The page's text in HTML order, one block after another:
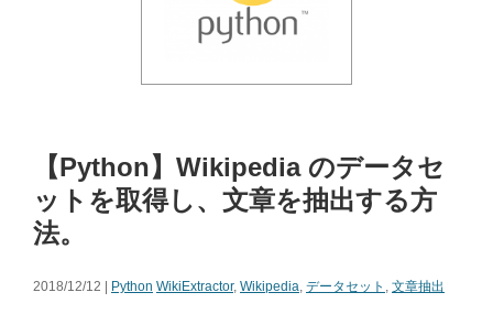
【Python】Wikipedia のデータセ
ットを取得し、文章を抽出する方
法。
2018/12/12 | Python WikiExtractor, Wikipedia, データセット , 文章抽出